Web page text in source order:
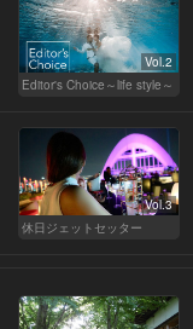
Vol.2
Editor's Choice～life style～
Vol.3
休日ジェットセッター